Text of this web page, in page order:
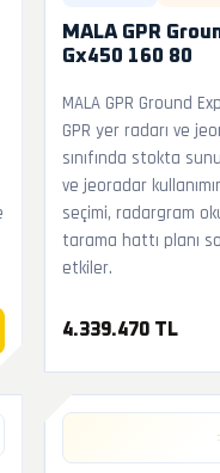
MALA GPR
Gx450 160 80
MALA GPR Ground
GPR yer radarı ve
sınıfında stokta
ve jeoradar
seçimi, radargram
tarama hattı planı
etkiler.
4.339.470 TL